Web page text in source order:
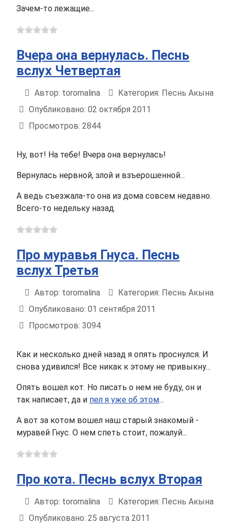
Зачем-то лежащие...
Вчера она вернулась. Песнь
вслух Четвертая
Автор: toromalina Категория: Песнь Акына
Опубликовано: 02 октября 2011
Просмотров: 2844
Ну, вот! На тебе! Вчера она вернулась!
Вернулась нервной, злой и взъерошенной...
А ведь съезжала-то она из дома совсем недавно.
Всего-то недельку назад.
Про муравья Гнуса. Песнь
вслух Третья
Автор: toromalina Категория: Песнь Акына
Опубликовано: 01 сентября 2011
Просмотров: 3094
Как и несколько дней назад я опять проснулся. И
снова удивился! Все никак к этому не привыкну...
Опять вошел кот. Но писать о нем не буду, он и
так написает, да и пел я уже об этом...
А вот за котом вошел наш старый знакомый -
муравей Гнус. О нем спеть стоит, пожалуй...
Про кота. Песнь вслух Вторая
Автор: toromalina Категория: Песнь Акына
Опубликовано: 25 августа 2011